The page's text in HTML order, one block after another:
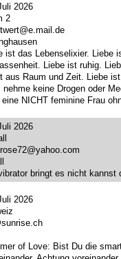
2026
2
e.mail.de
ist das Lebenselixier. Liebe
Liebe ist ruhig.
aus Raum und Zeit. Liebe
nehme keine Drogen oder
NICHT feminine Frau
2026
yahoo.com
bringt es nicht kannst
2026
sunrise.ch
of Love: Bist Du die